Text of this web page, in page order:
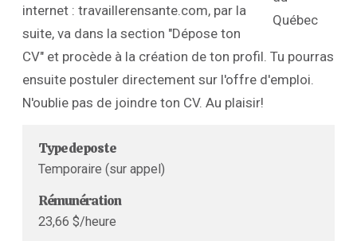
internet : travaillerensante.com, par la
suite, va dans la section "Dépose ton
CV" et procède à la création de ton profil. Tu pourras
ensuite postuler directement sur l'offre d'emploi.
N'oublie pas de joindre ton CV. Au plaisir!
Type de poste
Temporaire (sur appel)
Rémunération
23,66 $/heure